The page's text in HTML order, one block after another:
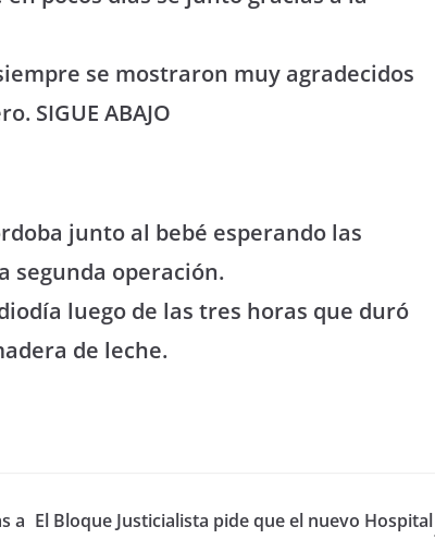
se mostraron muy agradecidos
SIGUE ABAJO
junto al bebé esperando las
segunda operación.
luego de las tres horas que duró
de leche.
a El Bloque Justicialista pide que el nuevo Hospital